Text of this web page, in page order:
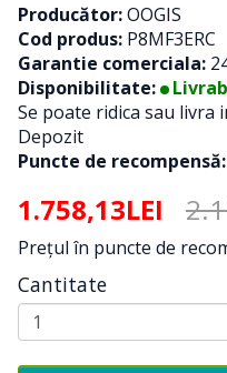
Producător:OOGIS
Cod produs: P8MF3ERC
Garantie comerciala:
Disponibilitate:
Se poate ridica sau livra
Depozit
Puncte de recompensă:
1.758,13LEI
Preţul în puncte de
Cantitate